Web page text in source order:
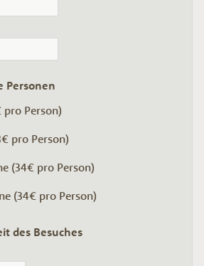
Personen
pro Person)
pro Person)
(34€ pro Person)
(34€ pro Person)
des Besuches